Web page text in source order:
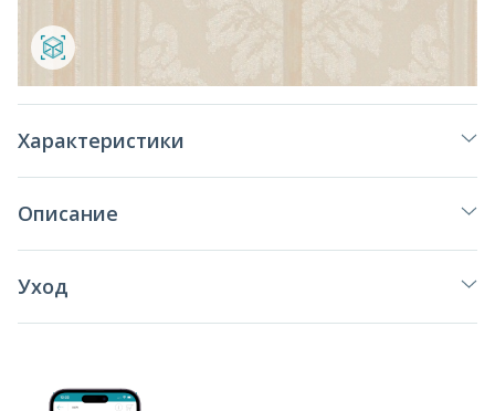
Характеристики
Описание
Уход